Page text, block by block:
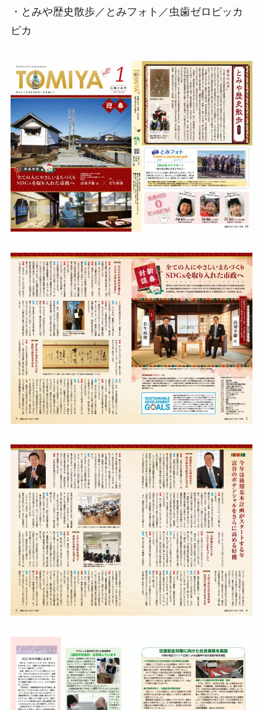
・とみや歴史散歩／とみフォト／虫歯ゼロピッカ
ピカ